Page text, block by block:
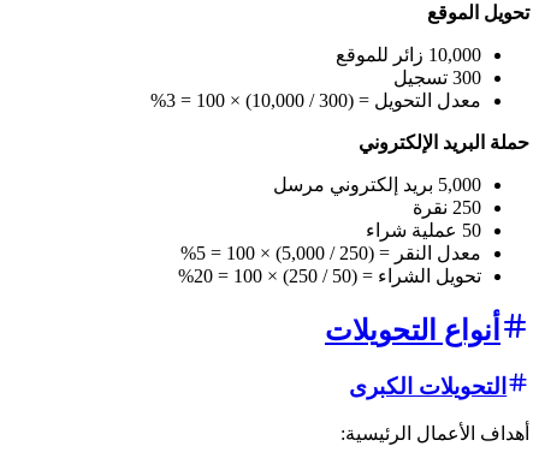
تحويل الموقع
10,000 زائر للموقع
300 تسجيل
معدل التحويل = (300 / 10,000) × 100 = 3%
حملة البريد الإلكتروني
5,000 بريد إلكتروني مرسل
250 نقرة
50 عملية شراء
معدل النقر = (250 / 5,000) × 100 = 5%
تحويل الشراء = (50 / 250) × 100 = 20%
أنواع التحويلات
التحويلات الكبرى
أهداف الأعمال الرئيسية: